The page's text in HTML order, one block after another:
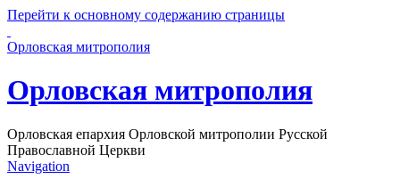
Перейти к основному содержанию страницы
Орловская митрополия
Орловская митрополия
Орловская епархия Орловской митрополии Русской
Православной Церкви
Navigation